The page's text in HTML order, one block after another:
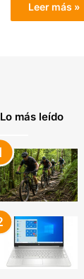
Leer más »
Lo más leído